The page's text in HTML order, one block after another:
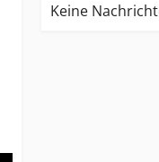
Keine